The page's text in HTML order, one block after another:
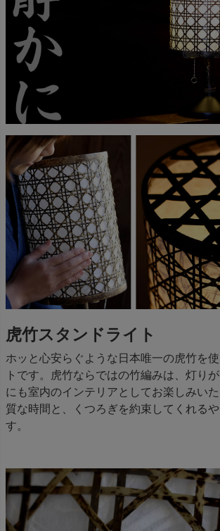
虎竹スタンドライト
ホッと心安らぐような日本唯一の虎竹を
トです。虎竹ならではの竹編みは、灯り
にも室内のインテリアとしてお楽しみい
質な時間と、くつろぎを約束してくれる
す。